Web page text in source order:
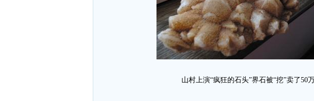
山村上演“疯狂的石头”界石被“挖”卖了50